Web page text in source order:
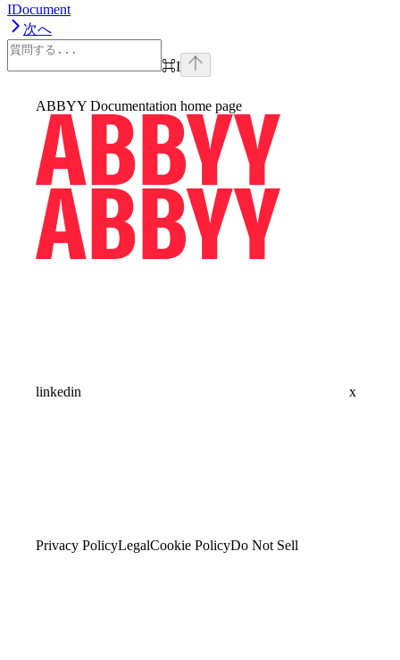
IDocument
次へ
⌘I
ABBYY Documentation home page
linkedin x
Privacy PolicyLegalCookie PolicyDo Not Sell